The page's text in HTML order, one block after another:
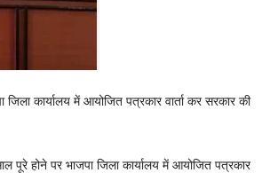
कार्यालय में आयोजित पत्रकार वार्ता कर सरकार की
पूरे होने पर भाजपा जिला कार्यालय में आयोजित पत्रकार